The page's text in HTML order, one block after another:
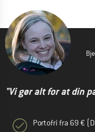
"Vi gør alt for at din
Portofri fra 69 €